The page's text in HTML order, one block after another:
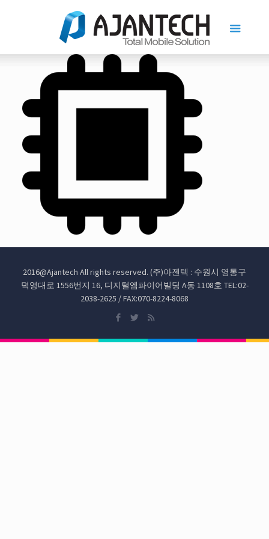
2016@Ajantech All rights reserved. (주)아젠텍 : 수원시 영통구
덕영대로 1556번지 16, 디지털엠파이어빌딩 A동 1108호 TEL:02-
2038-2625 / FAX:070-8224-8068